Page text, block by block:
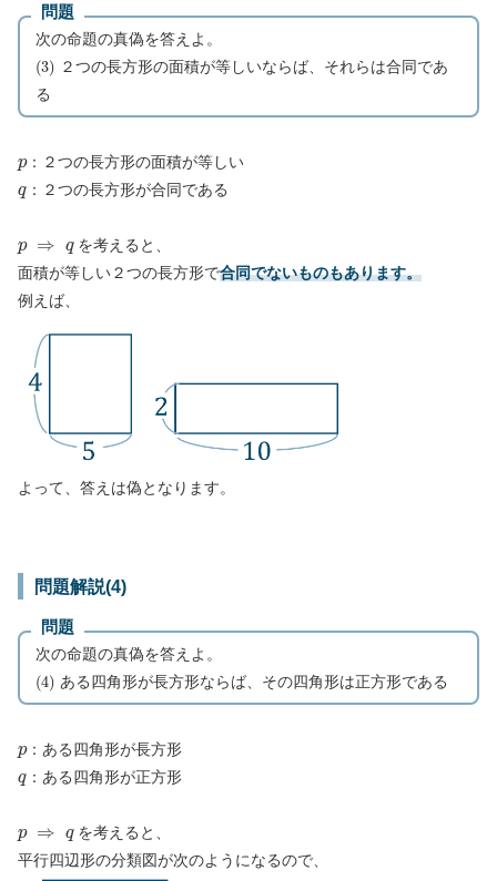
問題
次の命題の真偽を答えよ。
( 3
２つの長方形の面積が等しいならば、それらは合同であ
る
：２つの長方形の面積が等しい
：２つの長方形が合同である
を考えると、
面積が等しい２つの長方形で合同でないものもあります。
例えば、
よって、答えは偽となります。
問題解説(4)
問題
次の命題の真偽を答えよ。
( 4) ある四角形が長方形ならば、その四角形は正方形である
：ある四角形が長方形
：ある四角形が正方形
を考えると、
平行四辺形の分類図が次のようになるので、